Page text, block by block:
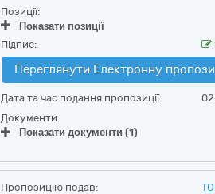
Позиції:
Показати позиції
Підпис:
Переглянути Електронну
Дата та час подання пропозиції:
Документи:
Показати документи (1)
Пропозицію подав: